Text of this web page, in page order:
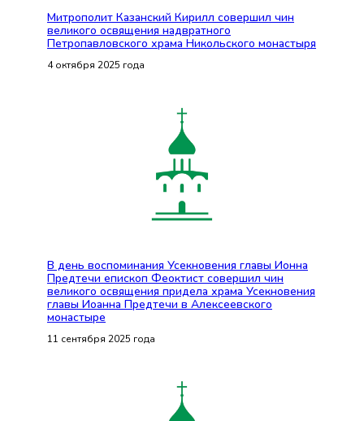
Митрополит Казанский Кирилл совершил чин
великого освящения надвратного
Петропавловского храма Никольского монастыря
4 октября 2025 года
В день воспоминания Усекновения главы Ионна
Предтечи епископ Феоктист совершил чин
великого освящения придела храма Усекновения
главы Иоанна Предтечи в Алексеевского
монастыре
11 сентября 2025 года